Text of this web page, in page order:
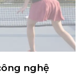
nghệ